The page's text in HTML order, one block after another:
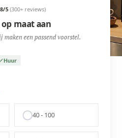
/5 (300+ reviews)
maat aan
een passend voorstel.
Huur
40 - 100